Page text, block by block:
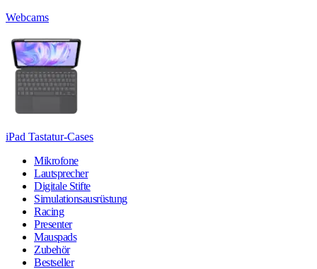
Webcams
iPad Tastatur-Cases
Mikrofone
Lautsprecher
Digitale Stifte
Simulationsausrüstung
Racing
Presenter
Mauspads
Zubehör
Bestseller